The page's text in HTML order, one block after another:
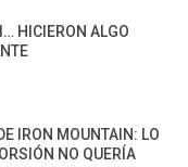
HICIERON ALGO
IRON MOUNTAIN: LO
NO QUERÍA